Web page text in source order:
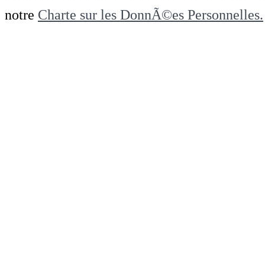
notre Charte sur les DonnÃ©es Personnelles.